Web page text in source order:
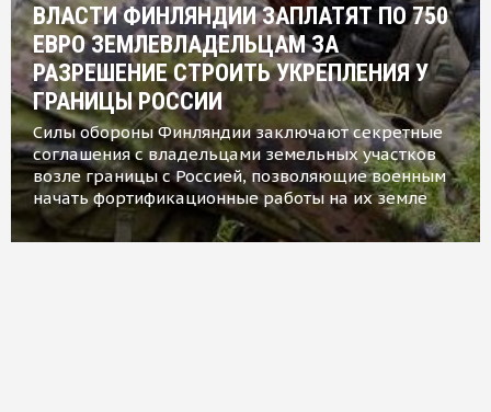
ВЛАСТИ ФИНЛЯНДИИ ЗАПЛАТЯТ ПО 750
ЕВРО ЗЕМЛЕВЛАДЕЛЬЦАМ ЗА
РАЗРЕШЕНИЕ СТРОИТЬ УКРЕПЛЕНИЯ У
ГРАНИЦЫ РОССИИ
Силы обороны Финляндии заключают секретные
соглашения с владельцами земельных участков
возле границы с Россией, позволяющие военным
начать фортификационные работы на их земле